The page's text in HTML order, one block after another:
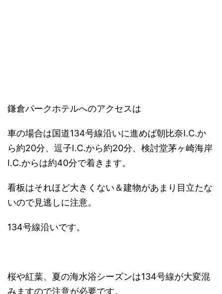
鎌倉パークホテルへのアクセスは
車の場合は国道134号線沿いに進めば朝比奈I.C.か
ら約20分、逗子I.C.から約20分、検討堂茅ヶ崎海岸
I.C.からは約40分で着きます。
看板はそれほど大きくない＆建物があまり目立たな
いので見逃しに注意。
134号線沿いです。
桜や紅葉、夏の海水浴シーズンは134号線が大変混
みますので注意が必要です。